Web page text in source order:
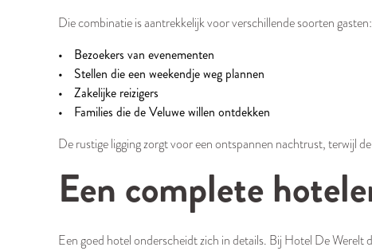
Die combinatie is aantrekkelijk voor verschillende soorten gasten:
Bezoekers van evenementen
Stellen die een weekendje weg plannen
Zakelijke reizigers
Families die de Veluwe willen ontdekken
De rustige ligging zorgt voor een ontspannen nachtrust, terwijl
Een complete
Een goed hotel onderscheidt zich in details. Bij Hotel De Werelt